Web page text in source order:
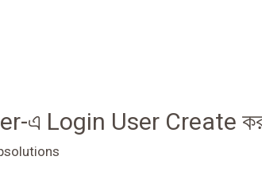
এ Login User Create